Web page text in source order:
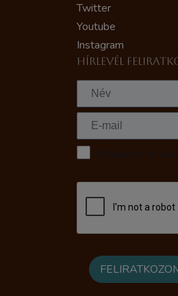
Twitter
Youtube
Instagram
HÍRLEVÉL
Elfogadom az